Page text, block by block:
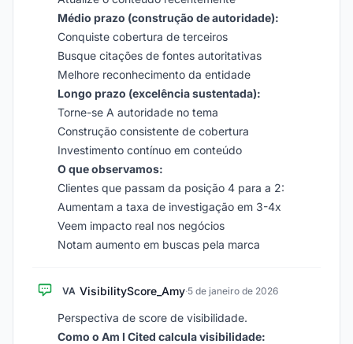
Médio prazo (construção de autoridade):
Conquiste cobertura de terceiros
Busque citações de fontes autoritativas
Melhore reconhecimento da entidade
Longo prazo (excelência sustentada):
Torne-se A autoridade no tema
Construção consistente de cobertura
Investimento contínuo em conteúdo
O que observamos:
Clientes que passam da posição 4 para a 2:
Aumentam a taxa de investigação em 3-4x
Veem impacto real nos negócios
Notam aumento em buscas pela marca
VA VisibilityScore_Amy·5 de janeiro de 2026
Perspectiva de score de visibilidade.
Como o Am I Cited calcula visibilidade: